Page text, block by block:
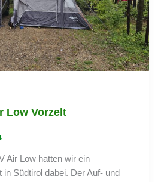
Low Vorzelt
Air Low hatten wir ein
Südtirol dabei. Der Auf- und